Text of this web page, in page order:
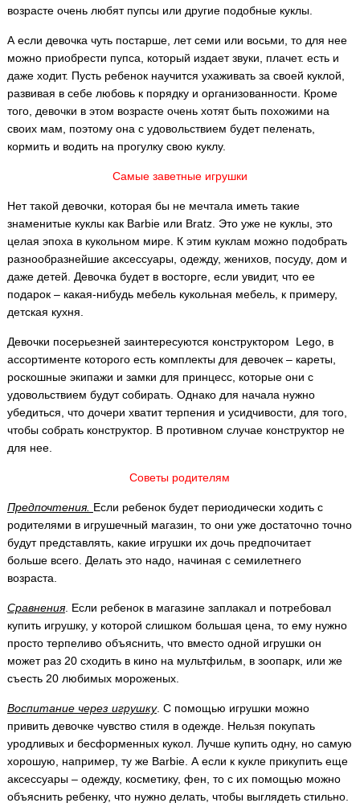
возрасте очень любят пупсы или другие подобные куклы.
А если девочка чуть постарше, лет семи или восьми, то для нее
можно приобрести пупса, который издает звуки, плачет. есть и
даже ходит. Пусть ребенок научится ухаживать за своей куклой,
развивая в себе любовь к порядку и организованности. Кроме
того, девочки в этом возрасте очень хотят быть похожими на
своих мам, поэтому она с удовольствием будет пеленать,
кормить и водить на прогулку свою куклу.
Самые заветные игрушки
Нет такой девочки, которая бы не мечтала иметь такие
знаменитые куклы как Barbie или Bratz. Это уже не куклы, это
целая эпоха в кукольном мире. К этим куклам можно подобрать
разнообразнейшие аксессуары, одежду, женихов, посуду, дом и
даже детей. Девочка будет в восторге, если увидит, что ее
подарок – какая-нибудь мебель кукольная мебель, к примеру,
детская кухня.
Девочки посерьезней заинтересуются конструктором Lego, в
ассортименте которого есть комплекты для девочек – кареты,
роскошные экипажи и замки для принцесс, которые они с
удовольствием будут собирать. Однако для начала нужно
убедиться, что дочери хватит терпения и усидчивости, для того,
чтобы собрать конструктор. В противном случае конструктор не
для нее.
Советы родителям
Предпочтения. Если ребенок будет периодически ходить с
родителями в игрушечный магазин, то они уже достаточно точно
будут представлять, какие игрушки их дочь предпочитает
больше всего. Делать это надо, начиная с семилетнего
возраста.
Сравнения. Если ребенок в магазине заплакал и потребовал
купить игрушку, у которой слишком большая цена, то ему нужно
просто терпеливо объяснить, что вместо одной игрушки он
может раз 20 сходить в кино на мультфильм, в зоопарк, или же
съесть 20 любимых мороженых.
Воспитание через игрушку. С помощью игрушки можно
привить девочке чувство стиля в одежде. Нельзя покупать
уродливых и бесформенных кукол. Лучше купить одну, но самую
хорошую, например, ту же Barbie. А если к кукле прикупить еще
аксессуары – одежду, косметику, фен, то с их помощью можно
объяснить ребенку, что нужно делать, чтобы выглядеть стильно.